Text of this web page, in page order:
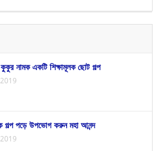
নামক একটি শিক্ষামূলক ছোট গল্প
গল্প পড়ে উপভোগ করুন মহা আনন্দ